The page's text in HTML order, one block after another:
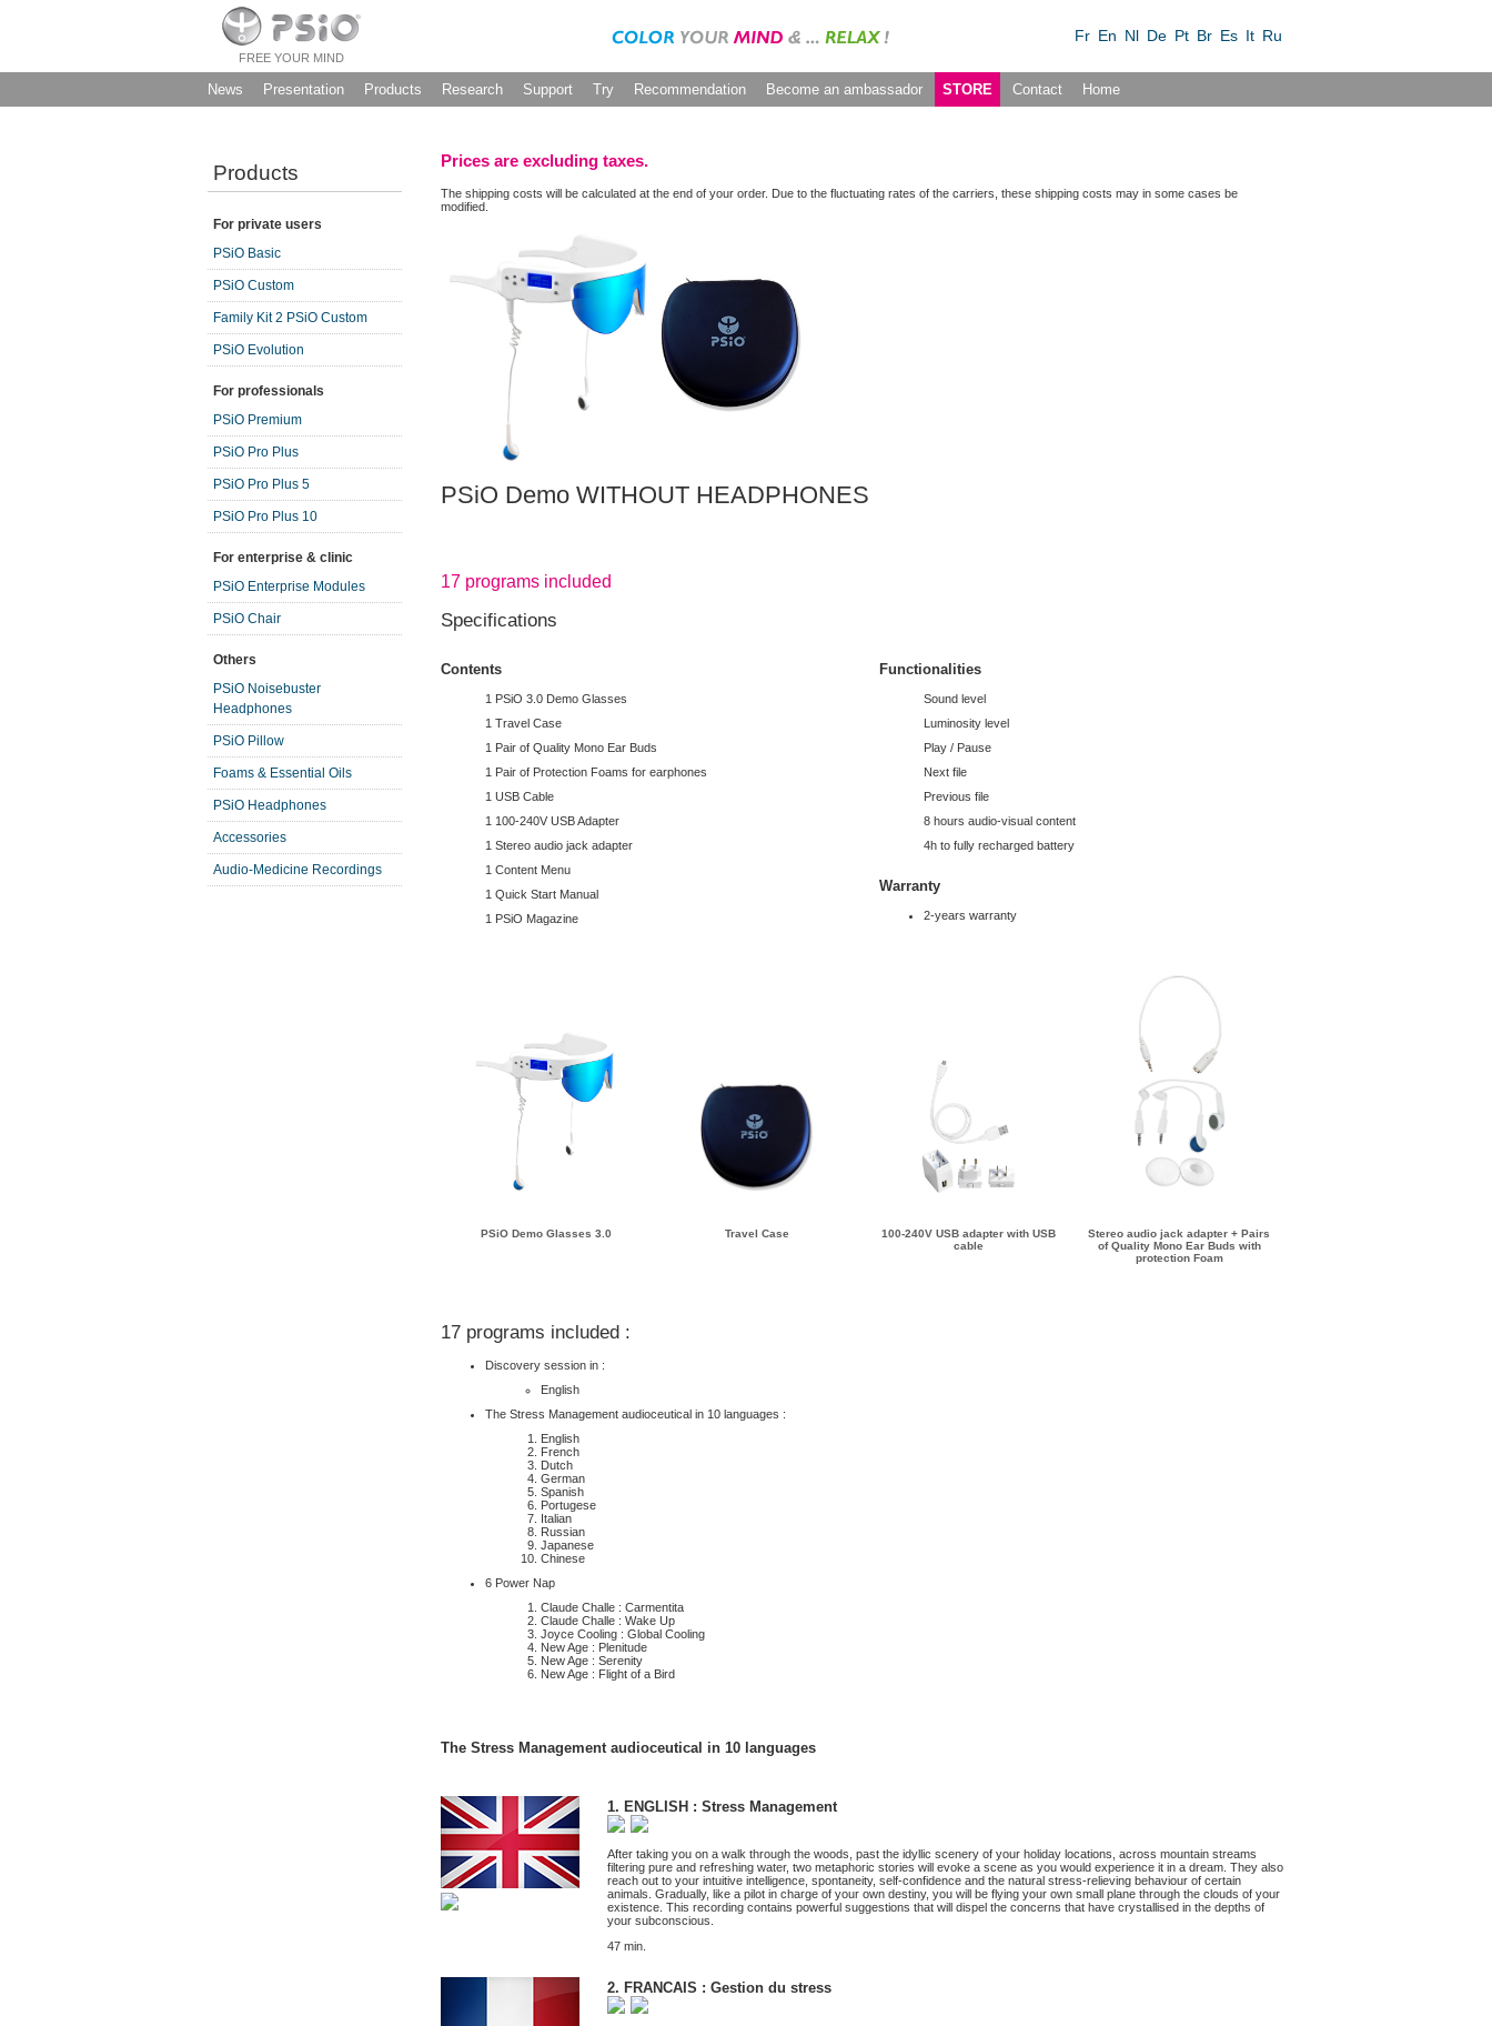
FREE YOUR MIND
Fr En Nl De Pt Br Es It Ru
News Presentation Products Research Support Try Recommendation Become an ambassador STORE Contact Home
Products
For private users
PSiO Basic
PSiO Custom
Family Kit 2 PSiO Custom
PSiO Evolution
For professionals
PSiO Premium
PSiO Pro Plus
PSiO Pro Plus 5
PSiO Pro Plus 10
For enterprise & clinic
PSiO Enterprise Modules
PSiO Chair
Others
PSiO Noisebuster
Headphones
PSiO Pillow
Foams & Essential Oils
PSiO Headphones
Accessories
Audio-Medicine Recordings
Prices are excluding taxes.
The shipping costs will be calculated at the end of your order. Due to the fluctuating rates of the carriers, these shipping costs may in some cases be
modified.
PSiO Demo WITHOUT HEADPHONES
17 programs included
Specifications
Contents
1 PSiO 3.0 Demo Glasses
1 Travel Case
1 Pair of Quality Mono Ear Buds
1 Pair of Protection Foams for earphones
1 USB Cable
1 100-240V USB Adapter
1 Stereo audio jack adapter
1 Content Menu
1 Quick Start Manual
1 PSiO Magazine
Functionalities
Sound level
Luminosity level
Play / Pause
Next file
Previous file
8 hours audio-visual content
4h to fully recharged battery
Warranty
2-years warranty
PSiO Demo Glasses 3.0 Travel Case
100-240V USB adapter with USB
cable
Stereo audio jack adapter + Pairs
of Quality Mono Ear Buds with
protection Foam
17 programs included :
Discovery session in :
English
The Stress Management audioceutical in 10 languages :
English
French
Dutch
German
Spanish
Portugese
Italian
Russian
Japanese
Chinese
6 Power Nap
Claude Challe : Carmentita
Claude Challe : Wake Up
Joyce Cooling : Global Cooling
New Age : Plenitude
New Age : Serenity
New Age : Flight of a Bird
The Stress Management audioceutical in 10 languages
1. ENGLISH : Stress Management
After taking you on a walk through the woods, past the idyllic scenery of your holiday locations, across mountain streams
filtering pure and refreshing water, two metaphoric stories will evoke a scene as you would experience it in a dream. They also
reach out to your intuitive intelligence, spontaneity, self-confidence and the natural stress-relieving behaviour of certain
animals. Gradually, like a pilot in charge of your own destiny, you will be flying your own small plane through the clouds of your
existence. This recording contains powerful suggestions that will dispel the concerns that have crystallised in the depths of
your subconscious.
47 min.
2. FRANCAIS : Gestion du stress